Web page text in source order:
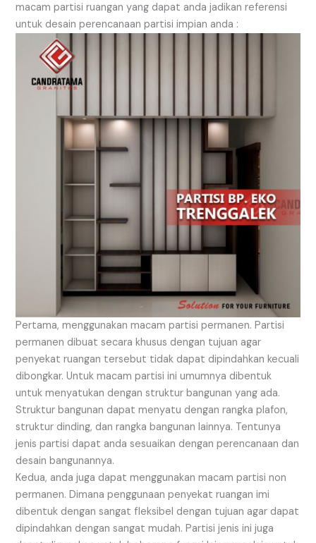
macam partisi ruangan yang dapat anda jadikan referensi
untuk desain perencanaan partisi impian anda :
Pertama, menggunakan macam partisi permanen. Partisi
permanen dibuat secara khusus dengan tujuan agar
penyekat ruangan tersebut tidak dapat dipindahkan kecuali
dibongkar. Untuk macam partisi ini umumnya dibentuk
untuk menyatukan dengan struktur bangunan yang ada.
Struktur bangunan dapat menyatu dengan rangka plafon,
struktur dinding, dan rangka bangunan lainnya. Tentunya
jenis partisi dapat anda sesuaikan dengan perencanaan dan
desain bangunannya.
Kedua, anda juga dapat menggunakan macam partisi non
permanen. Dimana penggunaan penyekat ruangan imi
dibentuk dengan sangat fleksibel dengan tujuan agar dapat
dipindahkan dengan sangat mudah. Partisi jenis ini juga